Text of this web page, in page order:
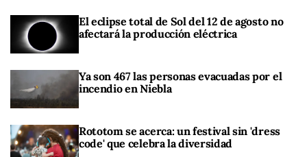
El eclipse total de Sol del 12 de agosto no
afectará la producción eléctrica
Ya son 467 las personas evacuadas por el
incendio en Niebla
Rototom se acerca: un festival sin 'dress
code' que celebra la diversidad